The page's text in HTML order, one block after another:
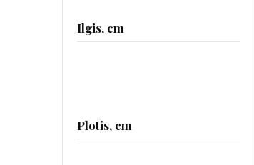
Ilgis, cm
Plotis, cm